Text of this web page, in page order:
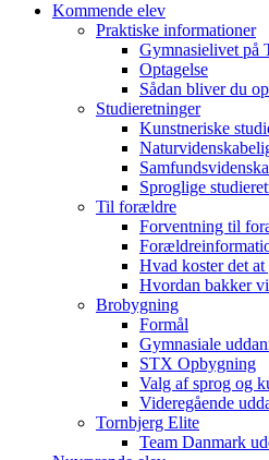
Kommende elev
Praktiske informationer
Gymnasielivet på
Optagelse
Sådan bliver du
Studieretninger
Kunstneriske
Sproglige
Til forældre
Forventning til
Hvad koster det
Hvordan bakker
Brobygning
Formål
Gymnasiale
STX Opbygning
Valg af sprog og
Videregående
Tornbjerg Elite
Team Danmark